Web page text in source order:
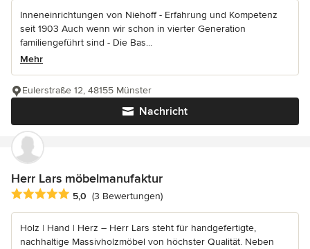
Inneneinrichtungen von Niehoff - Erfahrung und Kompetenz
seit 1903 Auch wenn wir schon in vierter Generation
familiengeführt sind - Die Bas...
Mehr
Nachricht
Eulerstraße 12, 48155 Münster
Herr Lars möbelmanufaktur
Durchschnittliche Bewertung: 5 von 5 Sternen
5,0 (3 Bewertungen)
Holz | Hand | Herz – Herr Lars steht für handgefertigte,
nachhaltige Massivholzmöbel von höchster Qualität. Neben